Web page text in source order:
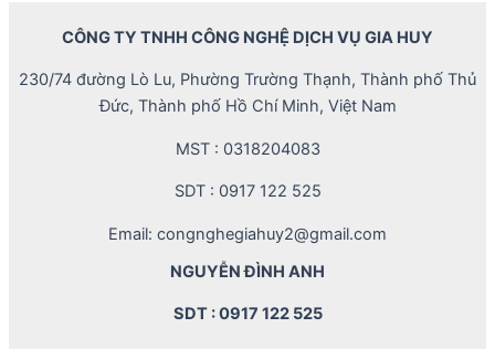
CÔNG TY TNHH CÔNG NGHỆ DỊCH VỤ GIA HUY
230/74 đường Lò Lu, Phường Trường Thạnh, Thành phố Thủ
Đức, Thành phố Hồ Chí Minh, Việt Nam
MST : 0318204083
SDT : 0917 122 525
Email: congnghegiahuy2@gmail.com
NGUYỄN ĐÌNH ANH
SDT : 0917 122 525